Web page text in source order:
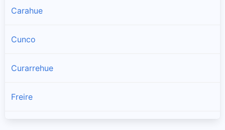
Carahue
Cunco
Curarrehue
Freire